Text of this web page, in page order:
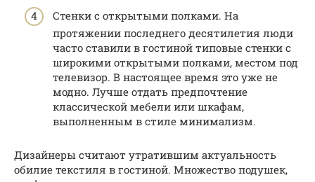
Стенки с открытыми полками. На
протяжении последнего десятилетия люди
часто ставили в гостиной типовые стенки с
широкими открытыми полками, местом под
телевизор. В настоящее время это уже не
модно. Лучше отдать предпочтение
классической мебели или шкафам,
выполненным в стиле минимализм.
Дизайнеры считают утратившим актуальность
обилие текстиля в гостиной. Множество подушек,